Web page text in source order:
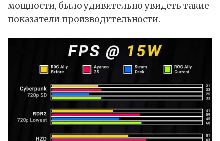
мощности, было удивительно увидеть такие
показатели производительности.